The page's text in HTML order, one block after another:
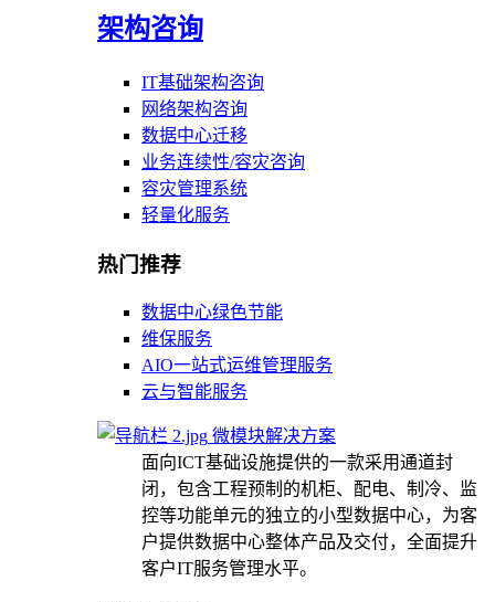
架构咨询
IT基础架构咨询
网络架构咨询
数据中心迁移
业务连续性/容灾咨询
容灾管理系统
轻量化服务
热门推荐
数据中心绿色节能
维保服务
AIO一站式运维管理服务
云与智能服务
微模块解决方案
面向ICT基础设施提供的一款采用通道封
闭，包含工程预制的机柜、配电、制冷、监
控等功能单元的独立的小型数据中心，为客
户提供数据中心整体产品及交付，全面提升
客户IT服务管理水平。